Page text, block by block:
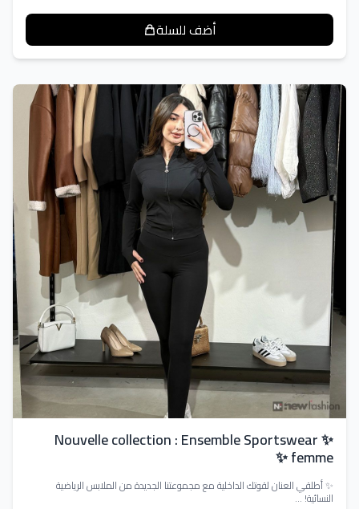
أضف للسلة
✨ Nouvelle collection : Ensemble Sportswear
femme ✨
✨ أطلقي العنان لقوتك الداخلية مع مجموعتنا الجديدة من الملابس الرياضية
النسائية! ...